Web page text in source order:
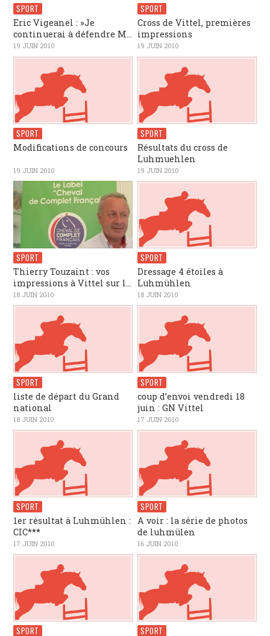
SPORT
Eric Vigeanel : »Je
continuerai à défendre M...
19 JUIN 2010
SPORT
Cross de Vittel, premières
impressions
19 JUIN 2010
SPORT
Modifications de concours
19 JUIN 2010
SPORT
Résultats du cross de
Luhmuehlen
19 JUIN 2010
SPORT
Thierry Touzaint : vos
impressions à Vittel sur l...
18 JUIN 2010
SPORT
Dressage 4 étoiles à
Luhmühlen
18 JUIN 2010
SPORT
liste de départ du Grand
national
18 JUIN 2010
SPORT
coup d’envoi vendredi 18
juin : GN Vittel
17 JUIN 2010
SPORT
1er résultat à Luhmühlen :
CIC***
17 JUIN 2010
SPORT
A voir : la série de photos
de luhmülen
16 JUIN 2010
SPORT SPORT